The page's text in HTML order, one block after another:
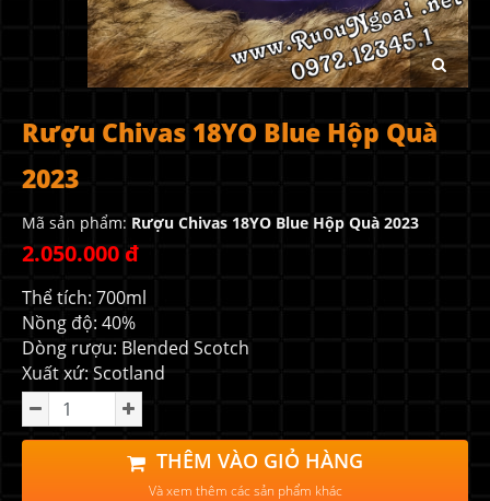
Rượu Chivas 18YO Blue Hộp Quà
2023
Mã sản phẩm: Rượu Chivas 18YO Blue Hộp Quà 2023
2.050.000 đ
Thể tích: 700ml
Nồng độ: 40%
Dòng rượu: Blended Scotch
Xuất xứ: Scotland
THÊM VÀO GIỎ HÀNG
Và xem thêm các sản phẩm khác